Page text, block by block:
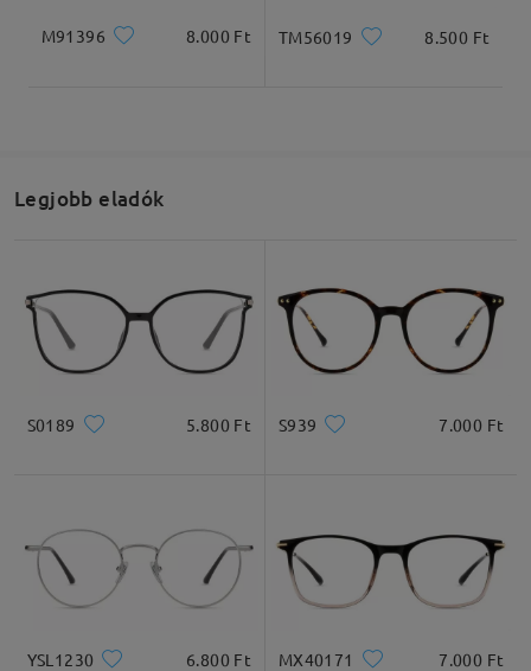
M91396 8.000 Ft TM56019 8.500 Ft
Legjobb eladók
S0189 5.800 Ft S939 7.000 Ft
YSL1230 6.800 Ft MX40171 7.000 Ft